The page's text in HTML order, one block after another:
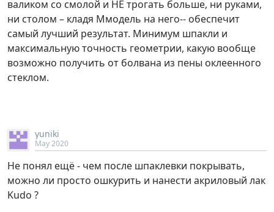
валиком со смолой и НЕ трогать больше, ни руками,
ни столом – кладя Ммодель на него-- обеспечит
самый лучший результат. Минимум шпакли и
максимальную точность геометрии, какую вообще
возможно получить от болвана из пены оклеенного
стеклом.
yuniki
May 2020
Не понял ещё - чем после шпаклевки покрывать,
можно ли просто ошкурить и нанести акриловый лак
Kudo ?